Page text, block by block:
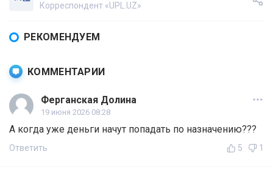
Корреспондент «UPL.UZ»
РЕКОМЕНДУЕМ
КОММЕНТАРИИ
Ферганская Долина
19 июня 2026 08:28
А когда уже деньги начут попадать по назначению???
Ответить 5 1